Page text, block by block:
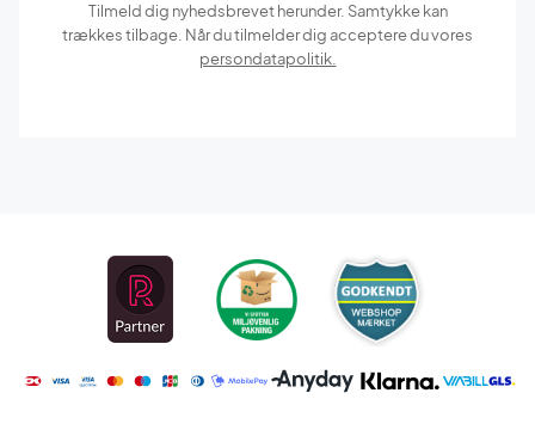
Tilmeld dig nyhedsbrevet herunder. Samtykke kan
trækkes tilbage. Når du tilmelder dig acceptere du vores
persondatapolitik.